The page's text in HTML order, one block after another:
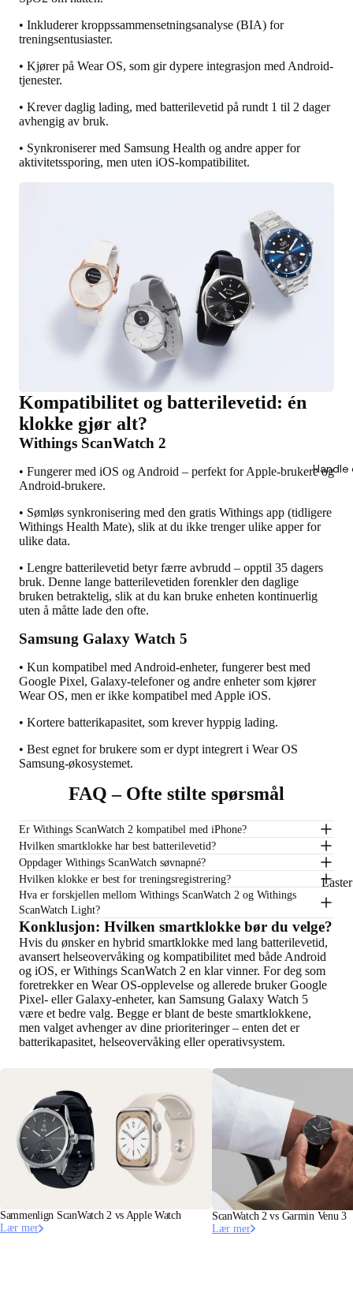
Handle
• Inkluderer kroppssammensetningsanalyse (BIA) for
treningsentusiaster.
• Kjører på Wear OS, som gir dypere integrasjon med Android-
tjenester.
• Krever daglig lading, med batterilevetid på rundt 1 til 2 dager
avhengig av bruk.
• Synkroniserer med Samsung Health og andre apper for
aktivitetssporing, men uten iOS-kompatibilitet.
Kompatibilitet og batterilevetid: én
klokke gjør alt?
Withings ScanWatch 2
• Fungerer med iOS og Android – perfekt for Apple-brukere og
Android-brukere.
• Sømløs synkronisering med den gratis Withings app (tidligere
Withings Health Mate), slik at du ikke trenger ulike apper for
ulike data.
• Lengre batterilevetid betyr færre avbrudd – opptil 35 dagers
bruk. Denne lange batterilevetiden forenkler den daglige
bruken betraktelig, slik at du kan bruke enheten kontinuerlig
uten å måtte lade den ofte.
Samsung Galaxy Watch 5
• Kun kompatibel med Android-enheter, fungerer best med
Google Pixel, Galaxy-telefoner og andre enheter som kjører
Wear OS, men er ikke kompatibel med Apple iOS.
• Kortere batterikapasitet, som krever hyppig lading.
• Best egnet for brukere som er dypt integrert i Wear OS
Samsung-økosystemet.
FAQ – Ofte stilte spørsmål
Er Withings ScanWatch 2 kompatibel med iPhone?
Hvilken smartklokke har best batterilevetid?
Oppdager Withings ScanWatch søvnapné?
Hvilken klokke er best for treningsregistrering?
Hva er forskjellen mellom Withings ScanWatch 2 og Withings
ScanWatch Light?
Konklusjon: Hvilken smartklokke bør du velge?
Hvis du ønsker en hybrid smartklokke med lang batterilevetid,
avansert helseovervåking og kompatibilitet med både Android
og iOS, er Withings ScanWatch 2 en klar vinner. For deg som
foretrekker en Wear OS-opplevelse og allerede bruker Google
Pixel- eller Galaxy-enheter, kan Samsung Galaxy Watch 5
være et bedre valg. Begge er blant de beste smartklokkene,
men valget avhenger av dine prioriteringer – enten det er
batterikapasitet, helseovervåking eller operativsystem.
Sammenlign ScanWatch 2 vs Apple Watch
Lær mer
ScanWatch 2 vs Garmin Venu 3
Lær mer